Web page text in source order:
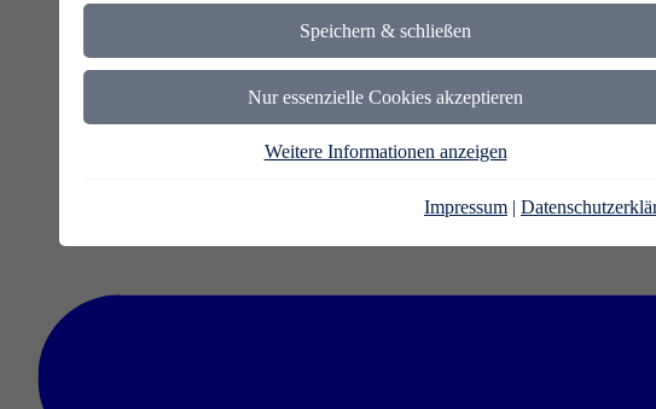
Speichern & schließen
Nur essenzielle Cookies akzeptieren
Weitere Informationen anzeigen
Impressum |